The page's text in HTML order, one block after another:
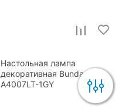
Настольная лампа
декоративная Bunda
A4007LT-1GY